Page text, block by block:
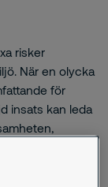
risker
När en olycka
för
insats kan leda